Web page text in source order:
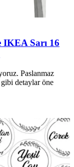
Sarı 16
Paslanmaz
gibi detaylar öne